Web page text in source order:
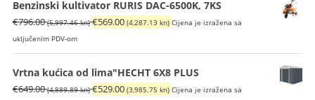
€239.00
kn).
(1,273.33
Benzinski kultivator RURIS DAC-6500K, 7KS
€796.00 (5,997.46 kn)Izvorna
bila
je:
€796.00
€569.00 (4,287.13 kn) Trenutna
je:
€569.00
(4,287.13
Cijena je izražena sa
uključenim PDV-om
Vrtna kućica od lima"HECHT 6X8 PLUS
€649.00 (4,889.89 kn)Izvorna
€529.00 (3,985.75 kn) Trenutna
Cijena je izražena sa